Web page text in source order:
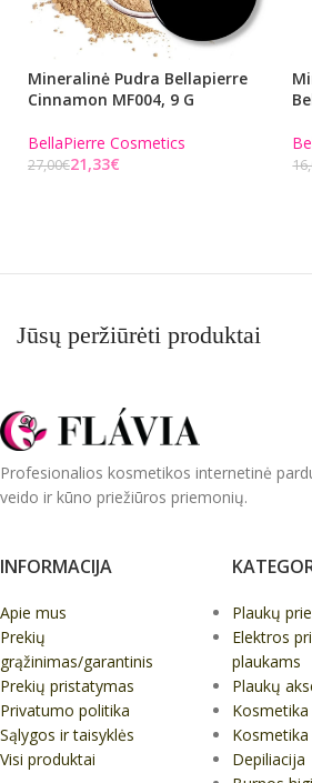
Mineralinė Pudra Bellapierre
Cinnamon MF004, 9 G
BellaPierre Cosmetics
27,00€21,33€
Jūsų peržiūrėti produktai
Profesionalios kosmetikos internetinė
veido ir kūno priežiūros priemonių.
INFORMACIJA
Apie mus
Prekių
grąžinimas/garantinis
Prekių pristatymas
Privatumo politika
Sąlygos ir taisyklės
Visi produktai
Plaukų
Elektros
plaukams
Plaukų
Kosmetika
Kosmetika
Depiliacija